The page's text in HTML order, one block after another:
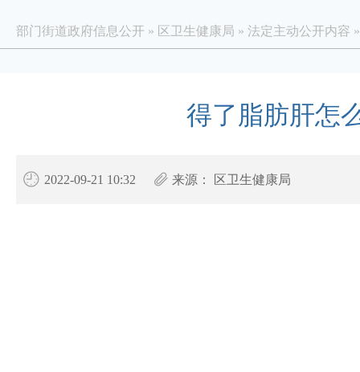
部门街道政府信息公开 » 区卫生健康局 » 法定主动公开内容
得了脂肪肝怎
2022-09-21 10:32 来源： 区卫生健康局